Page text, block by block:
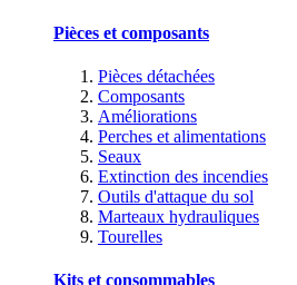
Pièces et composants
Pièces détachées
Composants
Améliorations
Perches et alimentations
Seaux
Extinction des incendies
Outils d'attaque du sol
Marteaux hydrauliques
Tourelles
Kits et consommables